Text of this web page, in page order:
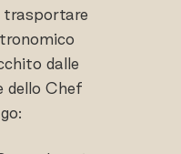
trasportare
dalle
dello Chef